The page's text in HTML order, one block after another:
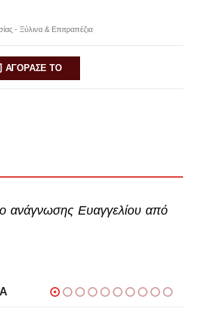
- Ξύλινα & Επιτραπέζια
ΑΓΟΡΑΣΕ ΤΟ
ανάγνωσης Ευαγγελίου από